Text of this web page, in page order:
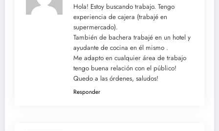
Hola! Estoy buscando trabajo. Tengo
experiencia de cajera (trabajé en
supermercado).
También de bachera trabajé en un hotel y
ayudante de cocina en él mismo .
Me adapto en cualquier área de trabajo
tengo buena relación con el público!
Quedo a las órdenes, saludos!
Responder